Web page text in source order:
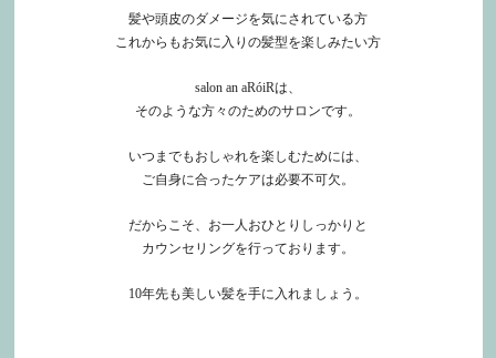
髪や頭皮のダメージを気にされている方
これからもお気に入りの髪型を楽しみたい方
salon an aRóiRは、
そのような方々のためのサロンです。
いつまでもおしゃれを楽しむためには、
ご自身に合ったケアは必要不可欠。
だからこそ、お一人おひとりしっかりと
カウンセリングを行っております。
10年先も美しい髪を手に入れましょう。